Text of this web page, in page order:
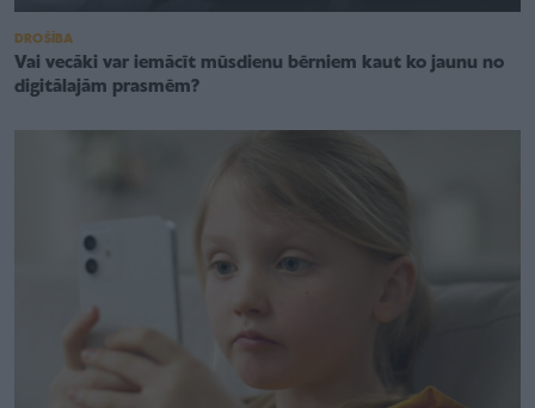
DROŠĪBA
Vai vecāki var iemācīt mūsdienu bērniem kaut ko jaunu no
digitālajām prasmēm?